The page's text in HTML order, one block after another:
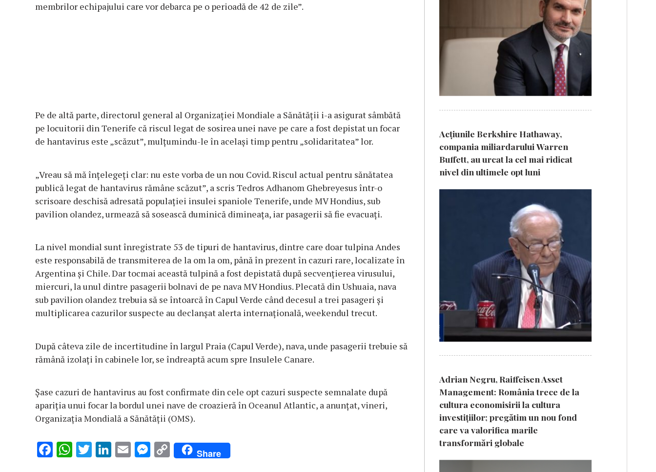
membrilor echipajului care vor debarca pe o perioadă de 42 de zile”.
Pe de altă parte, directorul general al Organizaţiei Mondiale a Sănătăţii i-a asigurat sâmbătă
pe locuitorii din Tenerife că riscul legat de sosirea unei nave pe care a fost depistat un focar
de hantavirus este „scăzut”, mulţumindu-le în acelaşi timp pentru „solidaritatea” lor.
„Vreau să mă înţelegeţi clar: nu este vorba de un nou Covid. Riscul actual pentru sănătatea
publică legat de hantavirus rămâne scăzut”, a scris Tedros Adhanom Ghebreyesus într-o
scrisoare deschisă adresată populaţiei insulei spaniole Tenerife, unde MV Hondius, sub
pavilion olandez, urmează să sosească duminică dimineaţa, iar pasagerii să fie evacuaţi.
La nivel mondial sunt înregistrate 53 de tipuri de hantavirus, dintre care doar tulpina Andes
este responsabilă de transmiterea de la om la om, până în prezent în cazuri rare, localizate în
Argentina şi Chile. Dar tocmai această tulpină a fost depistată după secvenţierea virusului,
miercuri, la unul dintre pasagerii bolnavi de pe nava MV Hondius. Plecată din Ushuaia, nava
sub pavilion olandez trebuia să se întoarcă în Capul Verde când decesul a trei pasageri şi
multiplicarea cazurilor suspecte au declanşat alerta internaţională, weekendul trecut.
După câteva zile de incertitudine în largul Praia (Capul Verde), nava, unde pasagerii trebuie să
rămână izolaţi în cabinele lor, se îndreaptă acum spre Insulele Canare.
Şase cazuri de hantavirus au fost confirmate din cele opt cazuri suspecte semnalate după
apariţia unui focar la bordul unei nave de croazieră în Oceanul Atlantic, a anunţat, vineri,
Organizaţia Mondială a Sănătăţii (OMS).
F W T Li E M C
o
Share
Acțiunile Berkshire Hathaway,
compania miliardarului Warren
Buffett, au urcat la cel mai ridicat
nivel din ultimele opt luni
Adrian Negru, Raiffeisen Asset
Management: România trece de la
cultura economisirii la cultura
investițiilor; pregătim un nou fond
care va valorifica marile
transformări globale